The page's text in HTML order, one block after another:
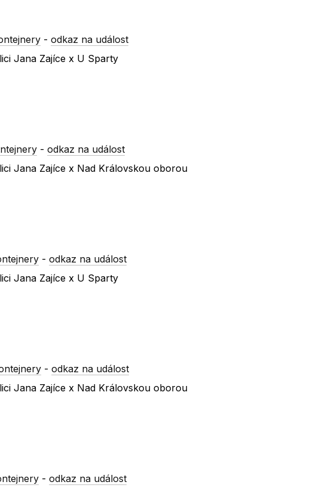
-odkaz na událost
Jana Zajíce x U Sparty
-odkaz na událost
Jana Zajíce x Nad Královskou oborou
-odkaz na událost
Jana Zajíce x U Sparty
-odkaz na událost
Jana Zajíce x Nad Královskou oborou
-odkaz na událost